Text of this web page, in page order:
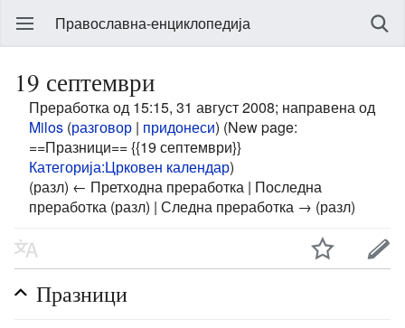
Православна-енциклопедија
19 септември
Преработка од 15:15, 31 август 2008; направена од
Milos (разговор | придонеси) (New page:
==Празници== {{19 септември}}
Категорија:Црковен календар)
(разл) ← Претходна преработка | Последна
преработка (разл) | Следна преработка → (разл)
Празници